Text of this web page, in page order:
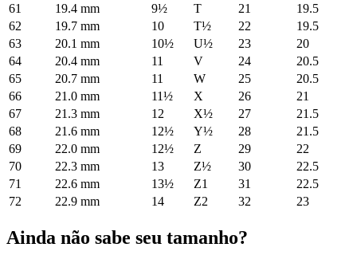
61
19.4 mm 9½ T 21
19.5
62
19.7 mm 10 T½ 22
19.5
63
20.1 mm 10½ U½ 23
20
64
20.4 mm 11 V 24
20.5
65
20.7 mm 11 W 25
20.5
66
21.0 mm 11½ X 26
21
67
21.3 mm 12 X½ 27
21.5
68
21.6 mm 12½ Y½ 28
21.5
69
22.0 mm 12½ Z 29
22
70
22.3 mm 13 Z½ 30
22.5
71
22.6 mm 13½ Z1 31
22.5
72
22.9 mm 14 Z2 32 23
Ainda não sabe seu tamanho?